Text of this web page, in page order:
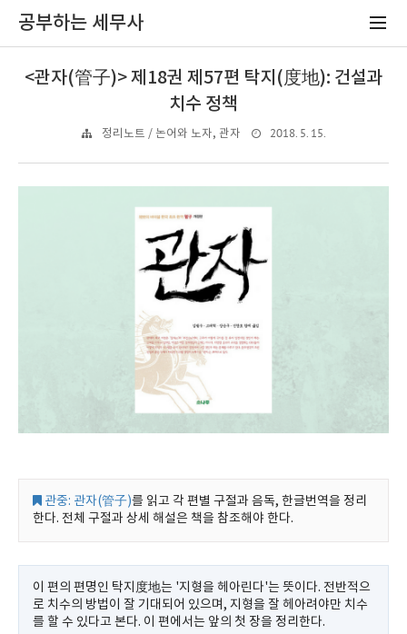
공부하는 세무사
<관자(管子)> 제18권 제57편 탁지(度地): 건설과
치수 정책
정리노트 / 논어와 노자, 관자 2018. 5. 15.
관중: 관자(管子)를 읽고 각 편별 구절과 음독, 한글번역을 정리
한다. 전체 구절과 상세 해설은 책을 참조해야 한다.
이 편의 편명인 탁지度地는 '지형을 헤아린다'는 뜻이다. 전반적으
로 치수의 방법이 잘 기대되어 있으며, 지형을 잘 헤아려야만 치수
를 할 수 있다고 본다. 이 편에서는 앞의 첫 장을 정리한다.